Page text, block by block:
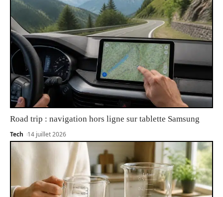
Road trip : navigation hors ligne sur tablette Samsung
Tech 14 juillet 2026